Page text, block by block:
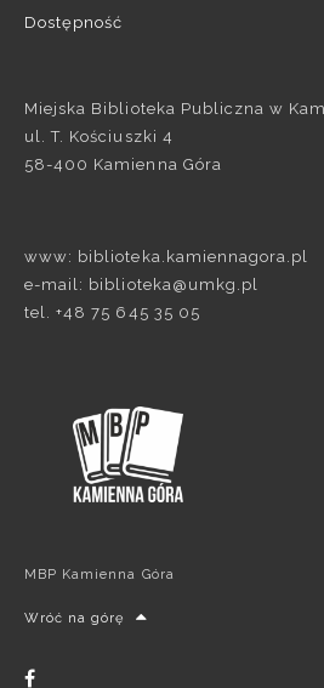
Dostępność
Miejska Biblioteka Publiczna w
ul. T. Kościuszki 4
58-400 Kamienna Góra
www: biblioteka.kamiennagora.pl
e-mail: biblioteka@umkg.pl
tel. +48 75 645 35 05
MBP Kamienna Góra
Wróć na górę